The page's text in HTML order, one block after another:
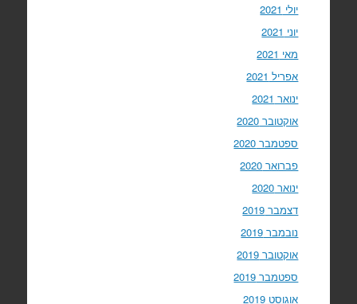
יולי 2021
יוני 2021
מאי 2021
אפריל 2021
ינואר 2021
אוקטובר 2020
ספטמבר 2020
פברואר 2020
ינואר 2020
דצמבר 2019
נובמבר 2019
אוקטובר 2019
ספטמבר 2019
אוגוסט 2019